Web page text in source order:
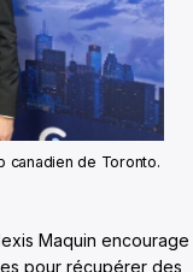
canadien de Toronto.
Maquin encourage
pour récupérer des